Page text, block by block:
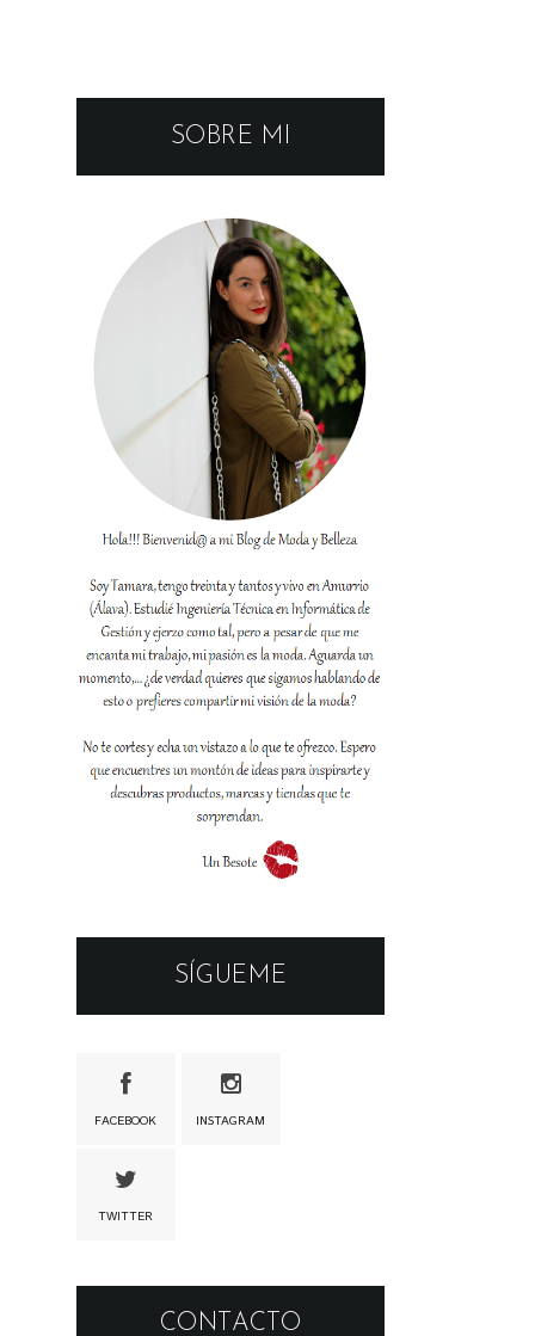
SOBRE MI
SÍGUEME
FACEBOOK INSTAGRAM
TWITTER
CONTACTO